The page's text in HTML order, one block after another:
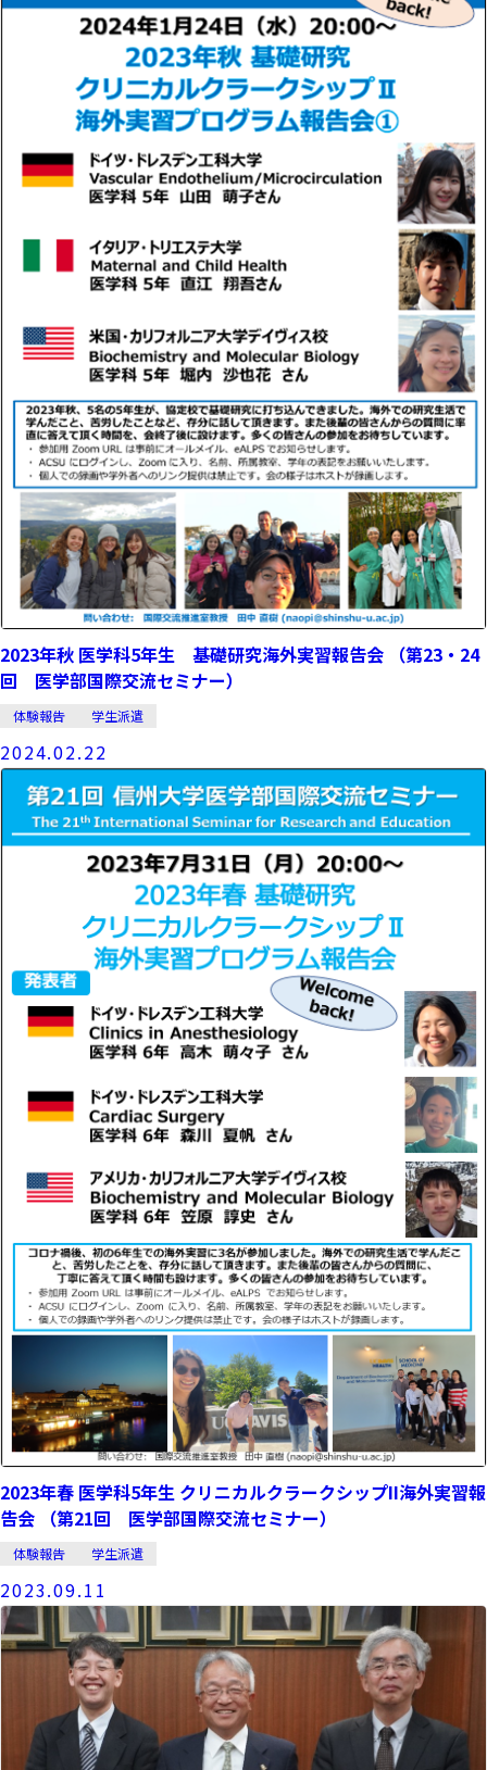
2023年秋 医学科5年生 基礎研究海外実習報告会 （第23・24
回 医学部国際交流セミナー）
体験報告 学生派遣
2024.02.22
2023年春 医学科5年生 クリニカルクラークシップII海外実習報
告会 （第21回 医学部国際交流セミナー）
体験報告 学生派遣
2023.09.11